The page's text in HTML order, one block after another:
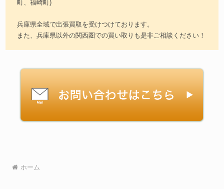
町、福崎町)
兵庫県全域で出張買取を受けつけております。
また、兵庫県以外の関西圏での買い取りも是非ご相談ください！
ホーム